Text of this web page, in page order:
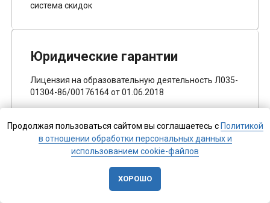
система скидок
Юридические гарантии
Лицензия на образовательную деятельность Л035-
01304-86/00176164 от 01.06.2018
Продолжая пользоваться сайтом вы соглашаетесь с Политикой
в отношении обработки персональных данных и
использованием cookie-файлов
ХОРОШО